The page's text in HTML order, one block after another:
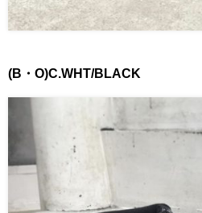
(B・O)C.WHT/BLACK